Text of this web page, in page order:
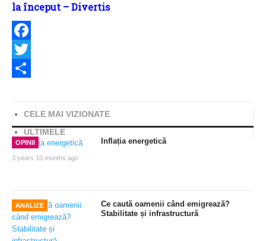
la început – Divertis
Facebook
Twitter
CELE MAI VIZIONATE
ULTIMELE
OPINII
3 years 10 months ago
Inflația energetică
ANALIZE
Ce caută oamenii când emigrează?
Stabilitate și infrastructură